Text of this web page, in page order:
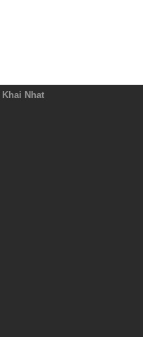
Khai Nhat